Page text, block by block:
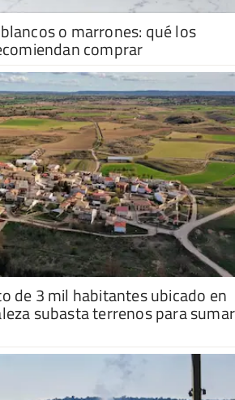
o marrones: qué los
comprar
de 3 mil habitantes ubicado en
subasta terrenos para sumar